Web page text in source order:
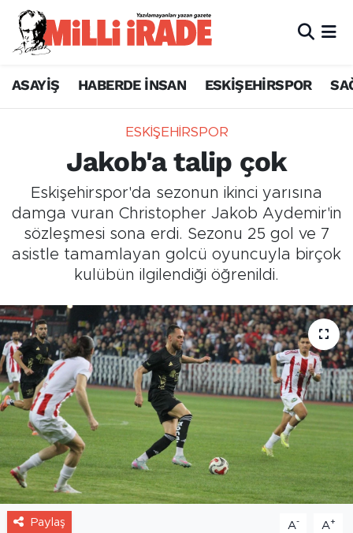
ASAYİŞ HABERDE İNSAN ESKİŞEHİRSPOR
ESKİŞEHİRSPOR
Jakob'a talip çok
Eskişehirspor'da sezonun ikinci yarısına
damga vuran Christopher Jakob Aydemir'in
sözleşmesi sona erdi. Sezonu 25 gol ve 7
asistle tamamlayan golcü oyuncuyla birçok
kulübün ilgilendiği öğrenildi.
Paylaş A- A+